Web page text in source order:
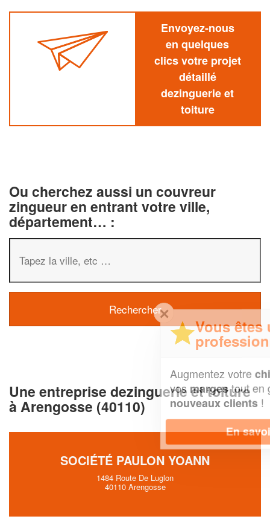
Envoyez-nous
en quelques
clics votre projet
détaillé
dezinguerie et
toiture
Ou cherchez aussi un couvreur
zingueur en entrant votre ville,
département… :
Une entreprise dezinguerie et toiture
à Arengosse (40110)
SOCIÉTÉ PAULON YOANN
1484 Route De Luglon
40110 Arengosse
Vous êtes un
professionnel ?
chiffre d'affaireset
vosmargestout en gagnant de
nouveaux clients !
En savoir plus